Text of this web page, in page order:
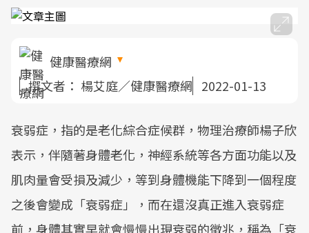
健康醫療網
撰文者： 楊艾庭／健康醫療網 2022-01-13
衰弱症，指的是老化綜合症候群，物理治療師楊子欣
表示，伴隨著身體老化，神經系統等各方面功能以及
肌肉量會受損及減少，等到身體機能下降到一個程度
之後會變成「衰弱症」，而在還沒真正進入衰弱症
前，身體其實早就會慢慢出現衰弱的徵兆，稱為「衰